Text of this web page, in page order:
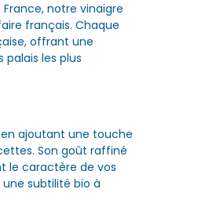
notre vinaigre
français. Chaque
offrant une
les plus
en ajoutant une touche
Son goût raffiné
le caractère de vos
subtilité bio à